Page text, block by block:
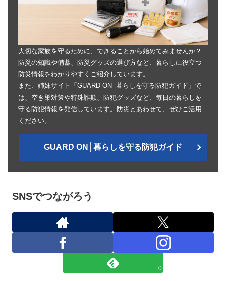
大切な家族を守るために、できることから始めてみませんか？
防災の知識や備蓄、防災グッズの選び方など、暮らしに役立つ
防災情報をわかりやすくご紹介しています。
また、姉妹サイト「GUARD ON│暮らしを守る防犯ガイド」で
は、空き巣対策や特殊詐欺、防犯グッズなど、毎日の暮らしを
守る防犯情報を発信しています。防災とあわせて、ぜひご活用
ください。
GUARD ON│暮らしを守る防犯ガイド
SNSでつながろう
0